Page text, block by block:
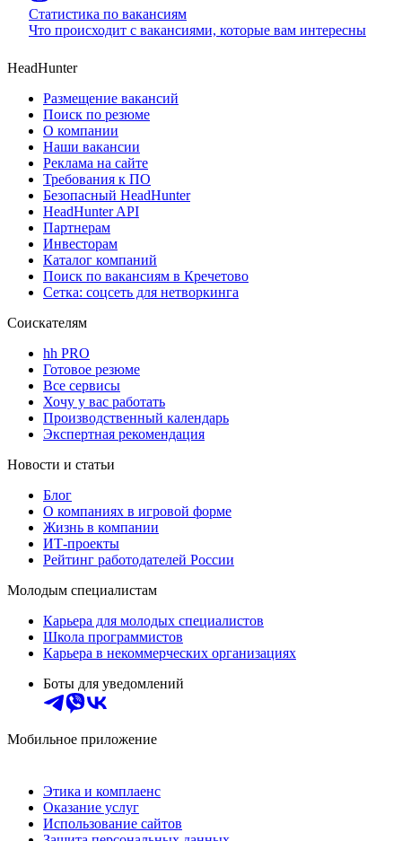
Статистика по вакансиям
Что происходит с вакансиями, которые вам интересны
HeadHunter
Размещение вакансий
Поиск по резюме
О компании
Наши вакансии
Реклама на сайте
Требования к ПО
Безопасный HeadHunter
HeadHunter API
Партнерам
Инвесторам
Каталог компаний
Поиск по вакансиям в Кречетово
Сетка: соцсеть для нетворкинга
Соискателям
hh PRO
Готовое резюме
Все сервисы
Хочу у вас работать
Производственный календарь
Экспертная рекомендация
Новости и статьи
Блог
О компаниях в игровой форме
Жизнь в компании
ИТ-проекты
Рейтинг работодателей России
Молодым специалистам
Карьера для молодых специалистов
Школа программистов
Карьера в некоммерческих организациях
Боты для уведомлений
Мобильное приложение
Этика и комплаенс
Оказание услуг
Использование сайтов